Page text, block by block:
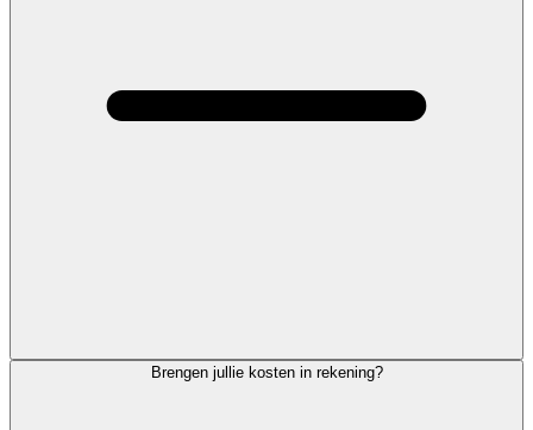
Brengen jullie kosten in rekening?